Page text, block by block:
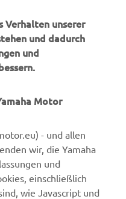
on Social Media
Verhalten unserer
und dadurch
und
Motor
- und allen
wir, die Yamaha
und
einschließlich
wie Javascript und